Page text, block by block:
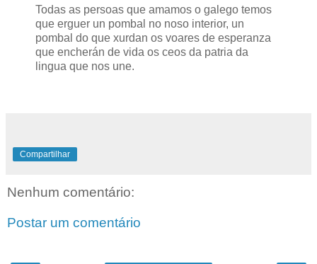
Todas as persoas que amamos o galego temos
que erguer un pombal no noso interior, un
pombal do que xurdan os voares de esperanza
que encherán de vida os ceos da patria da
lingua que nos une.
Compartilhar
Nenhum comentário:
Postar um comentário